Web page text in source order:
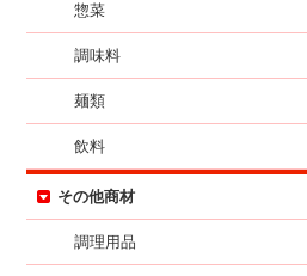
惣菜
調味料
麺類
飲料
その他商材
調理用品